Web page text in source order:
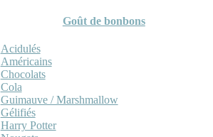
Goût de bonbons
Acidulés
Américains
Chocolats
Cola
Guimauve / Marshmallow
Gélifiés
Harry Potter